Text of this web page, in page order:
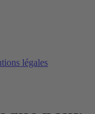
légales